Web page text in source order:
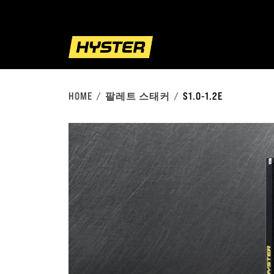
HOME 팔레트 스태커 S1.0-1.2E